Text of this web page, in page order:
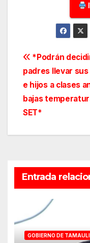
de
entradas
*Podrán
padres llevar sus
e hijos a clases
bajas
SET*
Entrada
GOBIERNO DE